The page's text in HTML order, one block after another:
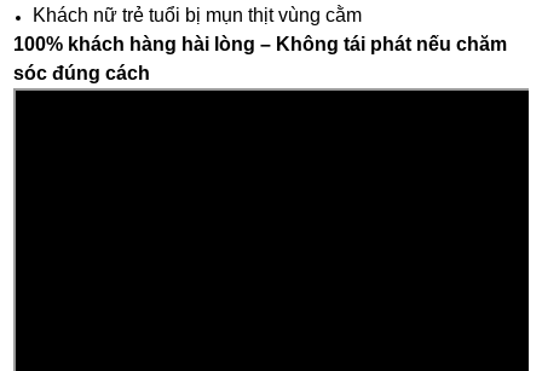
Khách nữ trẻ tuổi bị mụn thịt vùng cằm
100% khách hàng hài lòng – Không tái phát nếu chăm
sóc đúng cách